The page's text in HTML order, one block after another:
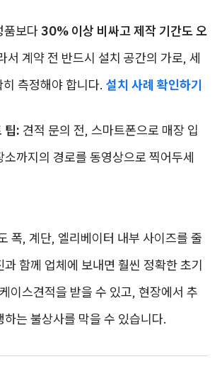
품보다30% 이상 비싸고 제작 기간도 오
서 계약 전 반드시 설치 공간의 가로, 세
측정해야 합니다. 설치 사례 확인하기
팁: 견적 문의 전, 스마트폰으로 매장 입
소까지의 경로를 동영상으로 찍어두세
폭, 계단, 엘리베이터 내부 사이즈를 줄
과 함께 업체에 보내면 훨씬 정확한 초기
이스견적을 받을 수 있고, 현장에서 추
하는 불상사를 막을 수 있습니다.